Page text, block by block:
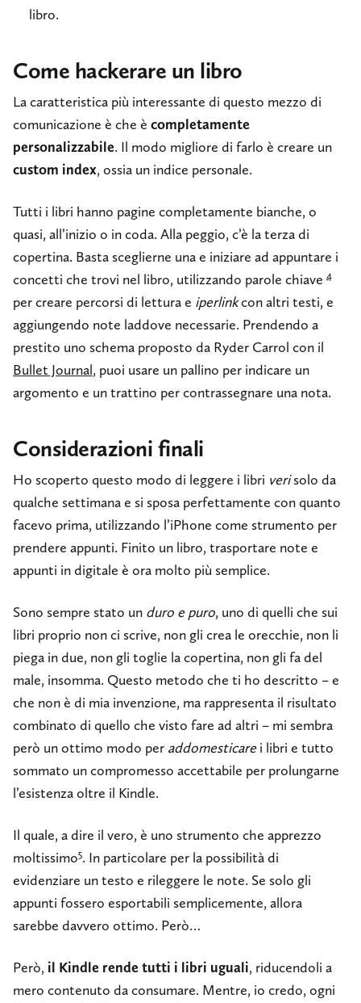
libro.
Come hackerare un libro
La caratteristica più interessante di questo mezzo di
comunicazione è che è completamente
personalizzabile. Il modo migliore di farlo è creare un
custom index, ossia un indice personale.
Tutti i libri hanno pagine completamente bianche, o
quasi, all’inizio o in coda. Alla peggio, c’è la terza di
copertina. Basta sceglierne una e iniziare ad appuntare i
concetti che trovi nel libro, utilizzando parole chiave 4
per creare percorsi di lettura e iperlinkcon altri testi, e
aggiungendo note laddove necessarie. Prendendo a
prestito uno schema proposto da Ryder Carrol con il
Bullet Journal, puoi usare un pallino per indicare un
argomento e un trattino per contrassegnare una nota.
Considerazioni finali
Ho scoperto questo modo di leggere i libri verisolo da
qualche settimana e si sposa perfettamente con quanto
facevo prima, utilizzando l’iPhone come strumento per
prendere appunti. Finito un libro, trasportare note e
appunti in digitale è ora molto più semplice.
Sono sempre stato un duro e puro, uno di quelli che sui
libri proprio non ci scrive, non gli crea le orecchie, non li
piega in due, non gli toglie la copertina, non gli fa del
male, insomma. Questo metodo che ti ho descritto – e
che non è di mia invenzione, ma rappresenta il risultato
combinato di quello che visto fare ad altri – mi sembra
però un ottimo modo per addomesticarei libri e tutto
sommato un compromesso accettabile per prolungarne
l’esistenza oltre il Kindle.
Il quale, a dire il vero, è uno strumento che apprezzo
moltissimo5. In particolare per la possibilità di
evidenziare un testo e rileggere le note. Se solo gli
appunti fossero esportabili semplicemente, allora
sarebbe davvero ottimo. Però…
Però, il Kindle rende tutti i libri uguali, riducendoli a
mero contenuto da consumare. Mentre, io credo, ogni